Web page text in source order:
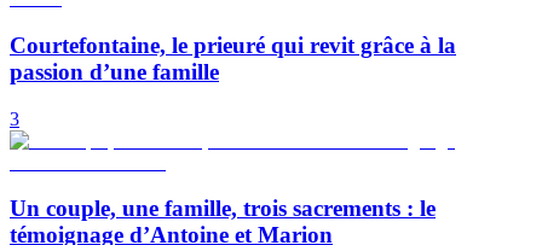
Courtefontaine, le prieuré qui revit grâce à la
passion d’une famille
3
Un couple, une famille, trois sacrements : le
témoignage d’Antoine et Marion